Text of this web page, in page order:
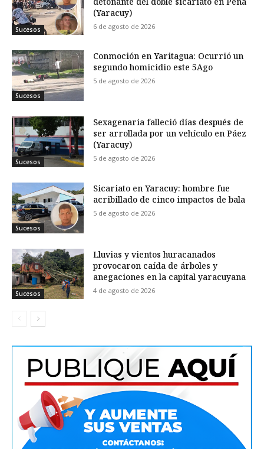
Sucesos
(Yaracuy)
6 de agosto de 2026
Sucesos
Conmoción en Yaritagua: Ocurrió un
segundo homicidio este 5Ago
5 de agosto de 2026
Sucesos
Sexagenaria falleció días después de
ser arrollada por un vehículo en Páez
(Yaracuy)
5 de agosto de 2026
Sucesos
Sicariato en Yaracuy: hombre fue
acribillado de cinco impactos de bala
5 de agosto de 2026
Sucesos
Lluvias y vientos huracanados
provocaron caída de árboles y
anegaciones en la capital yaracuyana
4 de agosto de 2026